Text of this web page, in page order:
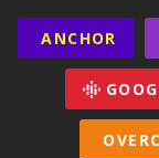
ANCHOR